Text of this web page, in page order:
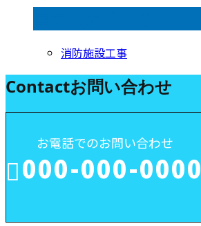
消防施設工事
Contactお問い合わせ
お電話でのお問い合わせ
000-000-0000